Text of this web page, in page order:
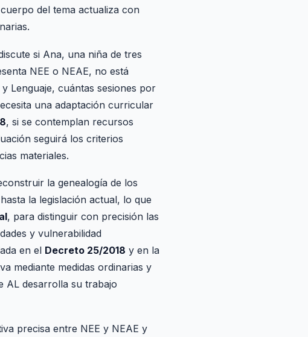
del tema actualiza con
si Ana, una niña de tres
NEE o NEAE, no está
Lenguaje, cuántas sesiones por
una adaptación curricular
, si se contemplan recursos
seguirá los criterios
materiales.
la genealogía de los
la legislación actual, lo que
, para distinguir con precisión las
y vulnerabilidad
en el Decreto 25/2018 y en la
mediante medidas ordinarias y
AL desarrolla su trabajo
precisa entre NEE y NEAE y